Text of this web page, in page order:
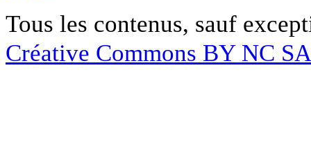
Tous les contenus, sauf
Créative Commons BY NC SA